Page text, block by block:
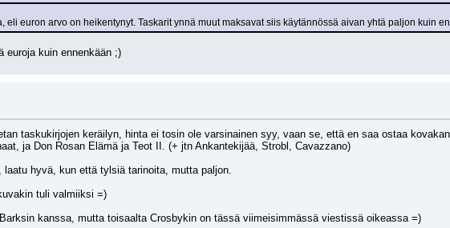
eli euron arvo on heikentynyt. Taskarit ynnä muut maksavat siis käytännössä aivan yhtä paljon kuin
euroja kuin ennenkään ;)
taskukirjojen keräilyn, hinta ei tosin ole varsinainen syy, vaan se, että en saa ostaa
ja Don Rosan Elämä ja Teot II. (+ jtn Ankantekijää, Strobl, Cavazzano)
hyvä, kun että tylsiä tarinoita, mutta paljon.
tuli valmiiksi =)
kanssa, mutta toisaalta Crosbykin on tässä viimeisimmässä viestissä oikeassa =)